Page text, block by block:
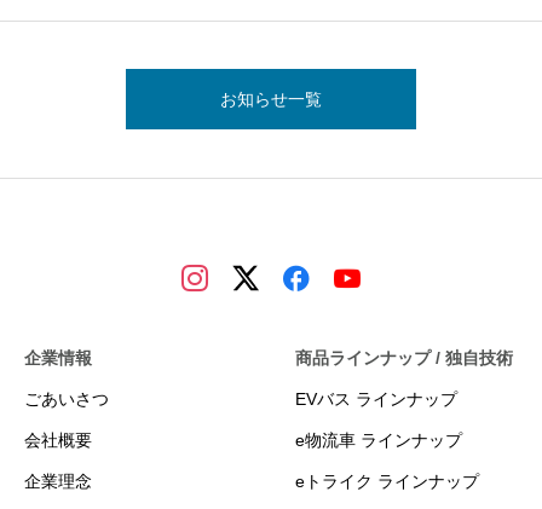
お知らせ一覧
企業情報
ごあいさつ
会社概要
企業理念
商品ラインナップ / 独自技術
EVバス ラインナップ
e物流車 ラインナップ
eトライク ラインナップ